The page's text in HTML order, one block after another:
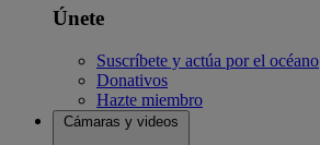
Únete
Suscríbete y actúa por el océano
Donativos
Hazte miembro
Cámaras y videos